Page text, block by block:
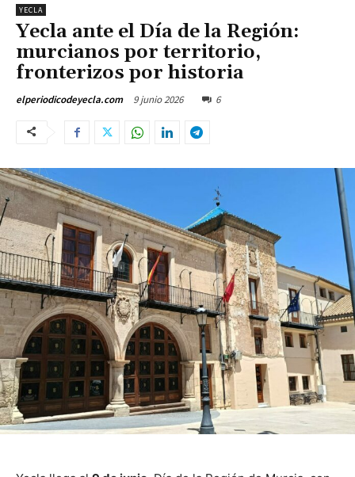
YECLA
Yecla ante el Día de la Región:
murcianos por territorio,
fronterizos por historia
elperiodicodeyecla.com 9 junio 2026 6